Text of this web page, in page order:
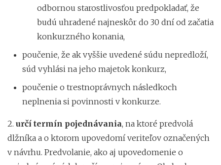
odbornou starostlivosťou predpokladať, že
budú uhradené najneskôr do 30 dní od začatia
konkurzného konania,
poučenie, že ak vyššie uvedené súdu nepredloží,
súd vyhlási na jeho majetok konkurz,
poučenie o trestnoprávnych následkoch
neplnenia si povinnosti v konkurze.
2. určí termín pojednávania, na ktoré predvolá
dlžníka a o ktorom upovedomí veriteľov označených
v návrhu. Predvolanie, ako aj upovedomenie o